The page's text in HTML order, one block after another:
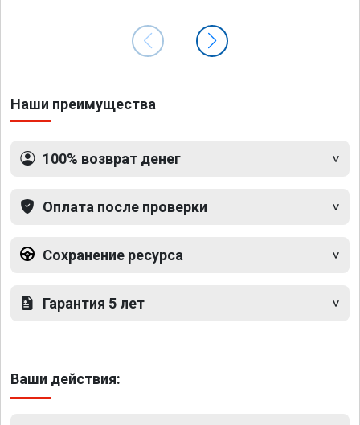
Наши преимущества
100% возврат денег
Оплата после проверки
Сохранение ресурса
Гарантия 5 лет
Ваши действия: